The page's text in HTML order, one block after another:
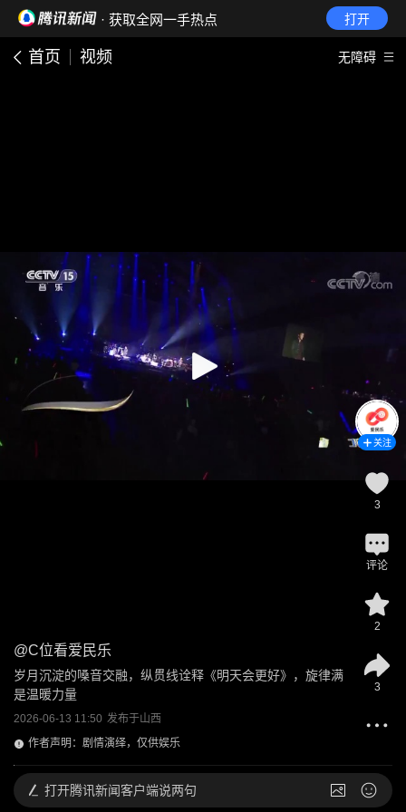
· 获取全网一手热点 打开
首页 视频 无障碍
@C位看爱民乐
岁月沉淀的嗓音交融，纵贯线诠释《明天会更好》，旋律满
是温暖力量
2026-06-13 11:50 发布于山西
作者声明：剧情演绎，仅供娱乐
关注
3
评论
2
3
打开腾讯新闻客户端说两句